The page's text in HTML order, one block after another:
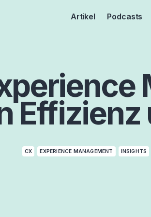
Artikel Podcasts
Effizienz
CX EXPERIENCE MANAGEMENT INSIGHTS